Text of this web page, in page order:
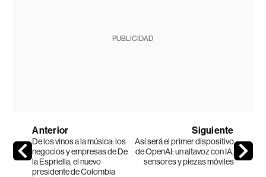
PUBLICIDAD
Anterior
De los vinos a la música: los
negocios y empresas de De
la Espriella, el nuevo
presidente de Colombia
Siguiente
Así será el primer dispositivo
de OpenAI: un altavoz con IA,
sensores y piezas móviles